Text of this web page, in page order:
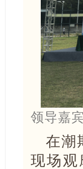
领导嘉
在潮
现场观